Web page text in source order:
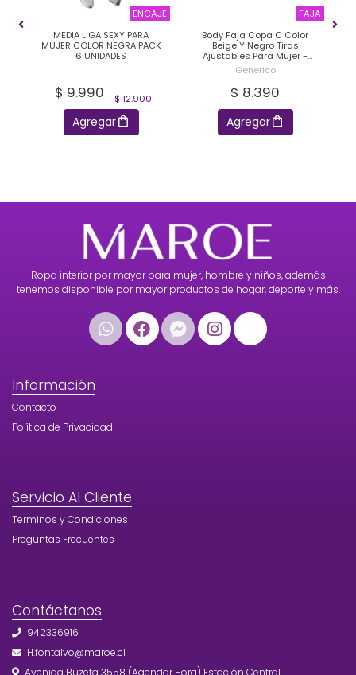
ENCAJE
MEDIA LIGA SEXY PARA
MUJER COLOR NEGRA PACK
6 UNIDADES
$ 12.900
$ 9.990
Agregar
FAJA
Body Faja Copa C Color
Beige Y Negro Tiras
Ajustables Para Mujer -
Pack 2 Unidades
Generico
$ 8.390
Agregar
Ropa interior por mayor para mujer, hombre y niños, además
tenemos disponible por mayor productos de hogar, deporte y más.
Información
Contacto
Política de Privacidad
Servicio Al Cliente
Terminos y Condiciones
Preguntas Frecuentes
Contáctanos
942336916
H.fontalvo@maroe.cl
Avenida Buzeta 3558 (Agendar Hora) Estación Central